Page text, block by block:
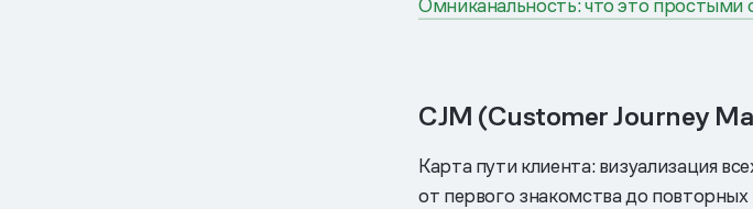
CJM (Customer Journey
Карта пути клиента: визуализация
от первого знакомства до